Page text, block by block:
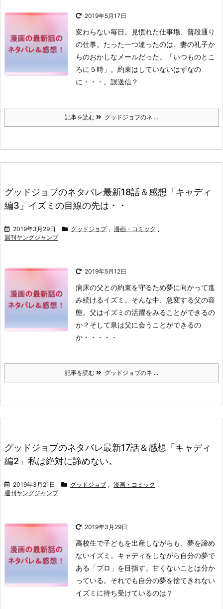
2019年5月17日
変わらない毎日。見慣れた仕事場、普段通り
の仕事。 たった一つ違ったのは、妻の礼子か
らのおかしなメールだった。
「いつものとこ
ろに５時」。 約束はしていないはずなの
に・・・。 誤送信？
記事を読む グッドジョブのネ ...
グッドジョブのネタバレ最新18話＆感想「キャディ
編3」イズミの目線の先は・・
2019年3月29日 グッドジョブ , 漫画・コミック ,
週刊ヤングジャンプ
2019年5月12日
病床の父との約束を守るため夢に向かって進
み続けるイズミ。 そんな中、急変する父の容
態。 父はイズミの活躍をみることができるの
か？ そして泉は父に会うことができるの
か・・
・・・
記事を読む グッドジョブのネ ...
グッドジョブのネタバレ最新17話＆感想「キャディ
編2」私は絶対に諦めない。
2019年3月21日 グッドジョブ , 漫画・コミック ,
週刊ヤングジャンプ
2019年3月29日
高校生で子どもを出産しながらも、夢を諦め
ないイズミ。 キャディをしながら自分の夢で
ある「プロ」を目指す。 甘くないことは分か
っている。 それでも自分の夢を捨てきれない
イズミに待ち受けているのは？